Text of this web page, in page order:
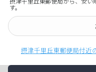
す。
摂津千里丘東郵便局付近